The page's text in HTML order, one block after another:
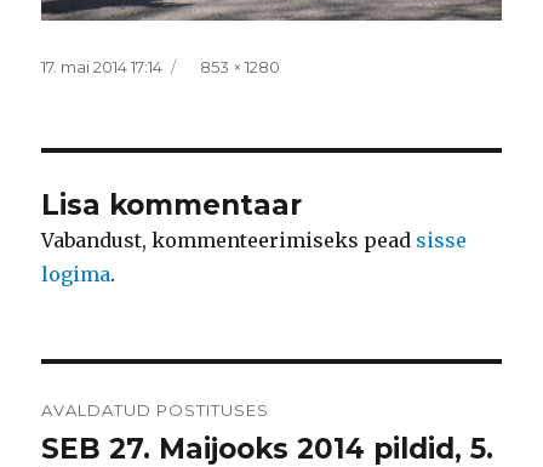
Postitatud
17. mai 2014 17:14 Täissuurus
853 × 1280
Lisa kommentaar
Vabandust, kommenteerimiseks pead sisse
logima.
AVALDATUD POSTITUSES
SEB 27. Maijooks 2014 pildid, 5.